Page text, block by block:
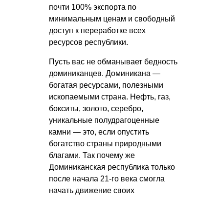
почти 100% экспорта по
минимальным ценам и свободный
доступ к переработке всех
ресурсов республики.
Пусть вас не обманывает бедность
доминиканцев. Доминикана —
богатая ресурсами, полезными
ископаемыми страна. Нефть, газ,
бокситы, золото, серебро,
уникальные полудрагоценные
камни — это, если опустить
богатство страны природными
благами. Так почему же
Доминиканская республика только
после начала 21-го века смогла
начать движение своих